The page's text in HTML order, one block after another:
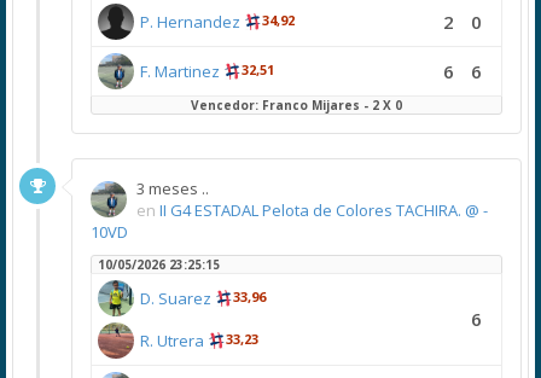
P. Hernandez 34,92 2 0
F. Martinez 32,51 6 6
Vencedor: Franco Mijares - 2 X 0
3 meses ..
en II G4 ESTADAL Pelota de Colores TACHIRA. @ -
10VD
10/05/2026 23:25:15
D. Suarez 33,96
R. Utrera 33,23
6